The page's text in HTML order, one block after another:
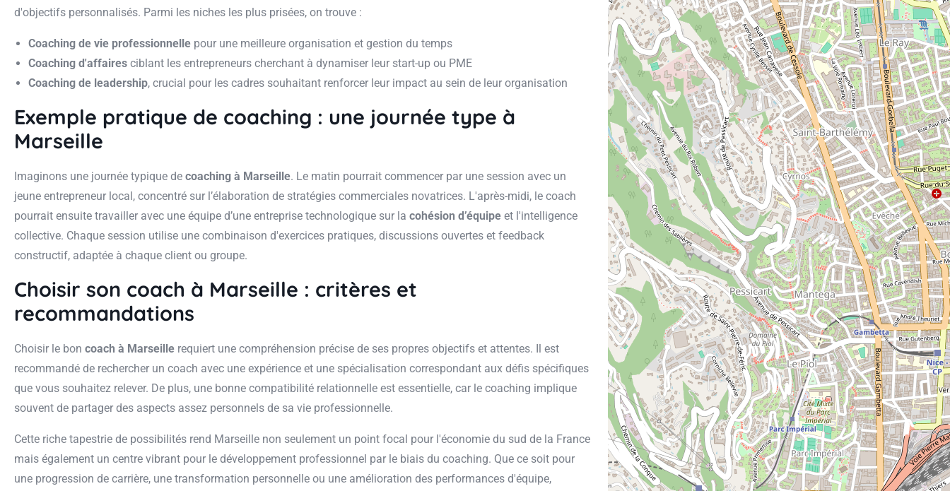
d'objectifs personnalisés. Parmi les niches les plus prisées, on trouve :
Coaching de vie professionnelle pour une meilleure organisation et gestion du temps
Coaching d'affaires ciblant les entrepreneurs cherchant à dynamiser leur start-up ou PME
Coaching de leadership, crucial pour les cadres souhaitant renforcer leur impact au sein de leur organisation
Exemple pratique de coaching : une journée type à
Marseille
Imaginons une journée typique de coaching à Marseille. Le matin pourrait commencer par une session avec un
jeune entrepreneur local, concentré sur l’élaboration de stratégies commerciales novatrices. L'après-midi, le coach
pourrait ensuite travailler avec une équipe d’une entreprise technologique sur la cohésion d’équipe et l'intelligence
collective. Chaque session utilise une combinaison d'exercices pratiques, discussions ouvertes et feedback
constructif, adaptée à chaque client ou groupe.
Choisir son coach à Marseille : critères et
recommandations
Choisir le bon coach à Marseille requiert une compréhension précise de ses propres objectifs et attentes. Il est
recommandé de rechercher un coach avec une expérience et une spécialisation correspondant aux défis spécifiques
que vous souhaitez relever. De plus, une bonne compatibilité relationnelle est essentielle, car le coaching implique
souvent de partager des aspects assez personnels de sa vie professionnelle.
Cette riche tapestrie de possibilités rend Marseille non seulement un point focal pour l'économie du sud de la France
mais également un centre vibrant pour le développement professionnel par le biais du coaching. Que ce soit pour
une progression de carrière, une transformation personnelle ou une amélioration des performances d'équipe,